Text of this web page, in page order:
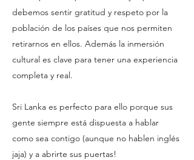
debemos sentir gratitud y respeto por la
población de los países que nos permiten
retirarnos en ellos. Además la inmersión
cultural es clave para tener una experiencia
completa y real.
Sri Lanka es perfecto para ello porque sus
gente siempre está dispuesta a hablar
como sea contigo (aunque no hablen inglés
jaja) y a abrirte sus puertas!